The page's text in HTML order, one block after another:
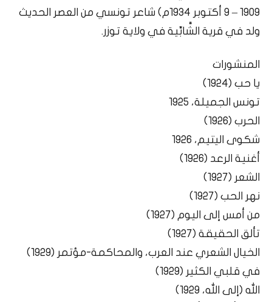
1909 – 9 أكتوبر 1934م) شاعر تونسي من العصر الحديث
ولد في قرية الشَّابِّية في ولاية توزر.
المنشورات
يا حب (1924)
تونس الجميلة، 1925
الحرب (1926)
شكوى اليتيم، 1926
أغنية الرعد (1926)
الشعر (1927)
نهر الحب (1927)
من أمس إلى اليوم (1927)
تألق الحقيقة (1927)
الخيال الشعري عند العرب، والمحاكمة-مؤتمر (1929)
في قلبي الكثير (1929)
الله (إلى الله، 1929)